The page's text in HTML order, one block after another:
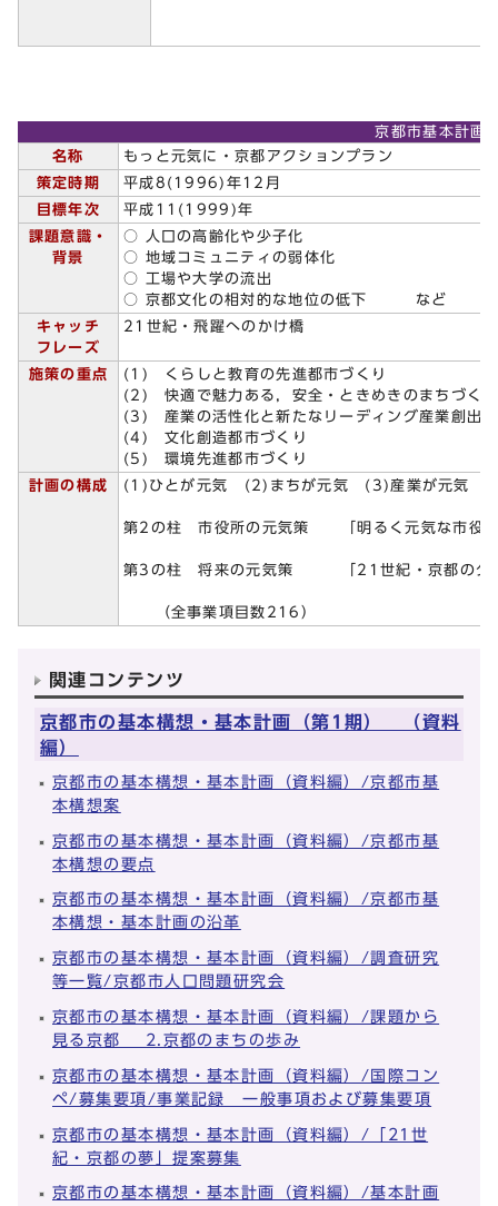
京都市基本計画
名称
もっと元気に・京都アクションプラン
策定時期
平成8(1996)年12月
目標年次
平成11(1999)年
課題意識・
背景
○ 人口の高齢化や少子化
○ 地域コミュニティの弱体化
○ 工場や大学の流出
○ 京都文化の相対的な地位の低下 など
キャッチ
フレーズ
21世紀・飛躍へのかけ橋
施策の重点
(1) くらしと教育の先進都市づくり
(2) 快適で魅力ある，安全・ときめきのまちづくり
(3) 産業の活性化と新たなリーディング産業創出
(4) 文化創造都市づくり
(5) 環境先進都市づくり
計画の構成
(1)ひとが元気 (2)まちが元気 (3)産業が元気
第2の柱 市役所の元気策 「明るく元気な市役所
第3の柱 将来の元気策 「21世紀・京都のグラ
（全事業項目数216）
関連コンテンツ
京都市の基本構想・基本計画（第1期） （資料
編）
京都市の基本構想・基本計画（資料編）/京都市基
本構想案
京都市の基本構想・基本計画（資料編）/京都市基
本構想の要点
京都市の基本構想・基本計画（資料編）/京都市基
本構想・基本計画の沿革
京都市の基本構想・基本計画（資料編）/調査研究
等一覧/京都市人口問題研究会
京都市の基本構想・基本計画（資料編）/課題から
見る京都 2.京都のまちの歩み
京都市の基本構想・基本計画（資料編）/国際コン
ペ/募集要項/事業記録 一般事項および募集要項
京都市の基本構想・基本計画（資料編）/「21世
紀・京都の夢」提案募集
京都市の基本構想・基本計画（資料編）/基本計画